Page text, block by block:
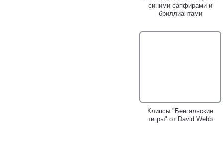
синими сапфирами и
бриллиантами
Клипсы "Бенгальские
тигры" от David Webb